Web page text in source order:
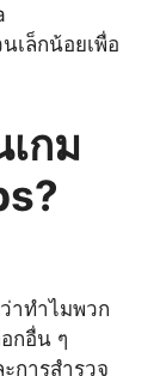
เล็กน้อยเพื่อ
กม
าทำไมพวก
กอื่น ๆ
การสำรวจ